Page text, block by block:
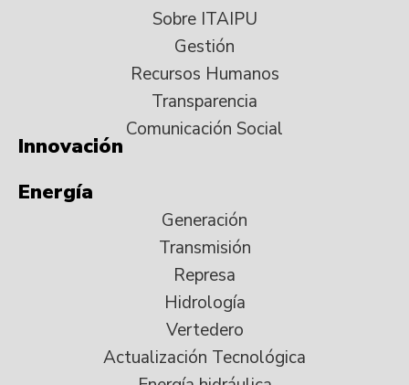
Sobre ITAIPU
Gestión
Recursos Humanos
Transparencia
Comunicación Social
Innovación
Energía
Generación
Transmisión
Represa
Hidrología
Vertedero
Actualización Tecnológica